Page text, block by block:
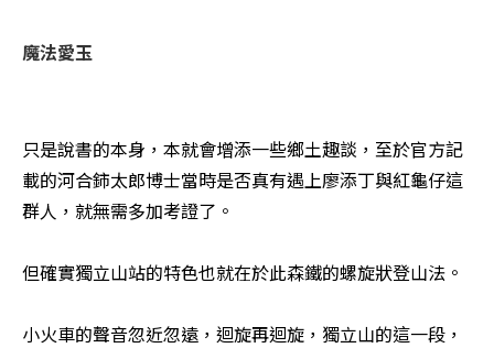
魔法愛玉
只是說書的本身，本就會增添一些鄉土趣談，至於官方記
載的河合鈰太郎博士當時是否真有遇上廖添丁與紅龜仔這
群人，就無需多加考證了。
但確實獨立山站的特色也就在於此森鐵的螺旋狀登山法。
小火車的聲音忽近忽遠，迴旋再迴旋，獨立山的這一段，